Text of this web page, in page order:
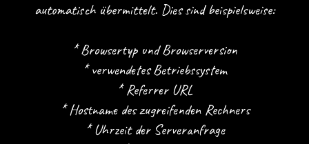
automatisch übermittelt. Dies sind beispielsweise:
* Browsertyp und Browserversion
* verwendetes Betriebssystem
* Referrer URL
* Hostname des zugreifenden Rechners
* Uhrzeit der Serveranfrage